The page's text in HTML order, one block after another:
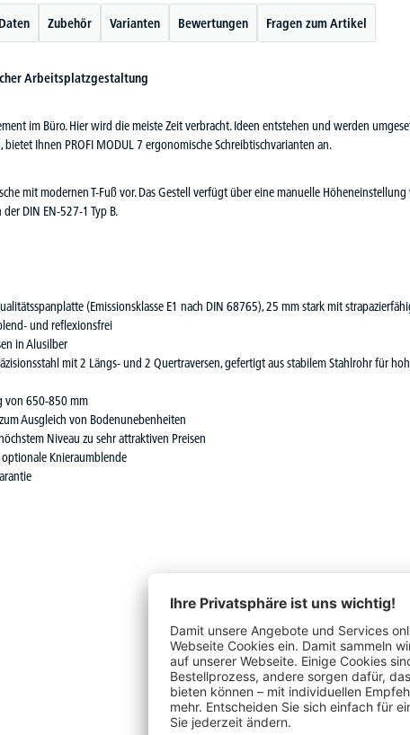
Zubehör Varianten Bewertungen Fragen zum Artikel
Arbeitsplatzgestaltung
im Büro. Hier wird die meiste Zeit verbracht. Ideen entstehen und werden
Ihnen PROFI MODUL 7 ergonomische Schreibtischvarianten an.
mit modernen T-Fuß vor. Das Gestell verfügt über eine manuelle
DIN EN-527-1 Typ B.
(Emissionsklasse E1 nach DIN 68765), 25 mm stark mit
und reflexionsfrei
in Alusilber
mit 2 Längs- und 2 Quertraversen, gefertigt aus stabilem Stahlrohr für
von 650-850 mm
Ausgleich von Bodenunebenheiten
Niveau zu sehr attraktiven Preisen
Knieraumblende
Vervollständigen Sie Ihr